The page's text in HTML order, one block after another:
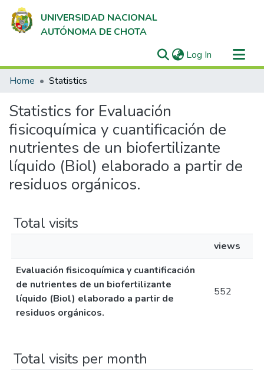
UNIVERSIDAD NACIONAL
AUTÓNOMA DE CHOTA
Log In (current)
Communities & Collections
Home Statistics
Statistics for Evaluación
fisicoquímica y cuantificación de
nutrientes de un biofertilizante
líquido (Biol) elaborado a partir de
residuos orgánicos.
Total visits
views
Evaluación fisicoquímica y cuantificación
de nutrientes de un biofertilizante
líquido (Biol) elaborado a partir de
residuos orgánicos.
552
Total visits per month